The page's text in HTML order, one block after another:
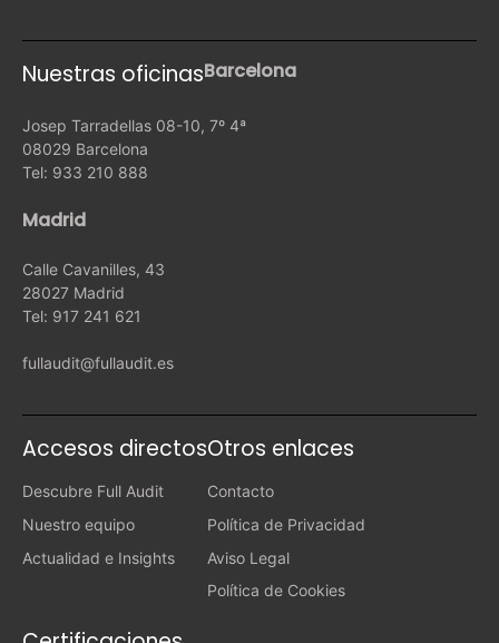
Nuestras oficinasBarcelona
Josep Tarradellas 08-10, 7º 4ª
08029 Barcelona
Tel: 933 210 888
Madrid
Calle Cavanilles, 43
28027 Madrid
Tel: 917 241 621
fullaudit@fullaudit.es
Accesos directos
Descubre Full Audit
Nuestro equipo
Actualidad e Insights
Otros enlaces
Contacto
Política de Privacidad
Aviso Legal
Política de Cookies